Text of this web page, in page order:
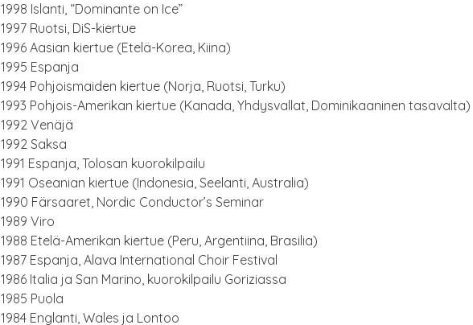
1998 Islan­ti, “Domi­nan­te on Ice”
1997 Ruot­si, DiS-kiertue
1996 Aasian kier­tue (Ete­lä-Korea, Kiina)
1995 Espan­ja
1994 Poh­jois­mai­den kier­tue (Nor­ja, Ruot­si, Turku)
1993 Poh­jois-Ame­ri­kan kier­tue (Kana­da, Yhdys­val­lat, Domi­ni­kaa­ni­nen tasavalta)
1992 Venä­jä
1992 Sak­sa
1991 Espan­ja, Tolo­san kuorokilpailu
1991 Osea­nian kier­tue (Indo­ne­sia, See­lan­ti, Australia)
1990 Fär­saa­ret, Nor­dic Con­duc­tor’s Seminar
1989 Viro
1988 Ete­lä-Ame­ri­kan kier­tue (Peru, Argen­tii­na, Brasilia)
1987 Espan­ja, Ala­va Inter­na­tio­nal Choir Festival
1986 Ita­lia ja San Mari­no, kuo­ro­kil­pai­lu Goriziassa
1985 Puo­la
1984 Englan­ti, Wales ja Lontoo